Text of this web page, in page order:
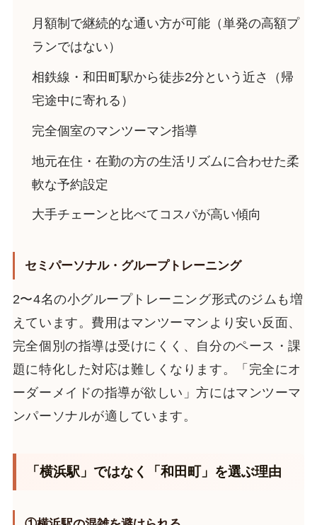
月額制で継続的な通い方が可能（単発の高額プ
ランではない）
相鉄線・和田町駅から徒歩2分という近さ（帰
宅途中に寄れる）
完全個室のマンツーマン指導
地元在住・在勤の方の生活リズムに合わせた柔
軟な予約設定
大手チェーンと比べてコスパが高い傾向
セミパーソナル・グループトレーニング
2〜4名の小グループトレーニング形式のジムも増
えています。費用はマンツーマンより安い反面、
完全個別の指導は受けにくく、自分のペース・課
題に特化した対応は難しくなります。「完全にオ
ーダーメイドの指導が欲しい」方にはマンツーマ
ンパーソナルが適しています。
「横浜駅」ではなく「和田町」を選ぶ理由